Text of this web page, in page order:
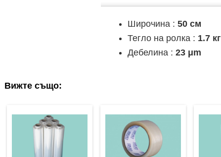
Широчина :50 см
Тегло на ролка : 1.7 кг
Дебелина :23 μm
Вижте също: